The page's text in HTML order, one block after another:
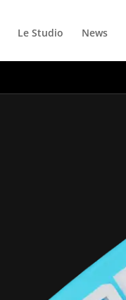
Le Studio News